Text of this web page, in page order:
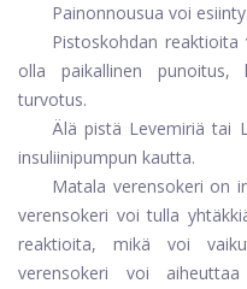
Painonnousua voi
Pistoskohdan
olla paikallinen
turvotus.
Älä pistä Levemiriä tai
insuliinipumpun kautta.
Matala verensokeri on
verensokeri voi tulla
reaktioita, mikä voi
verensokeri voi